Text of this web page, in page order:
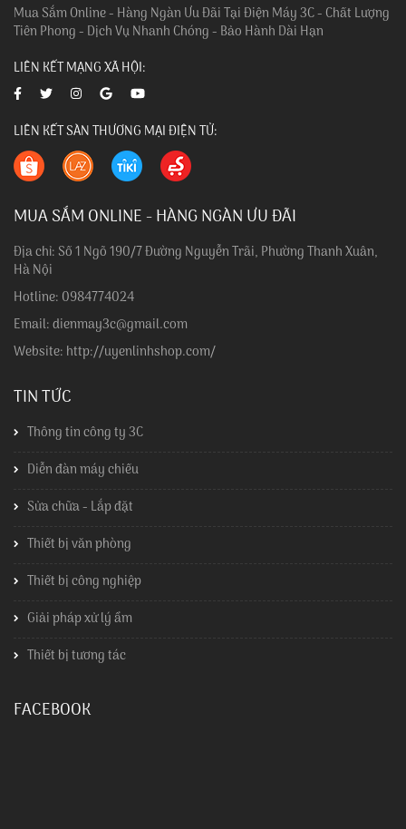
Mua Sắm Online - Hàng Ngàn Ưu Đãi Tại Điện Máy 3C - Chất Lượng
Tiên Phong - Dịch Vụ Nhanh Chóng - Bảo Hành Dài Hạn
LIÊN KẾT MẠNG XÃ HỘI:
LIÊN KẾT SÀN THƯƠNG MẠI ĐIỆN TỬ:
MUA SẮM ONLINE - HÀNG NGÀN ƯU ĐÃI
Địa chỉ: Số 1 Ngõ 190/7 Đường Nguyễn Trãi, Phường Thanh Xuân,
Hà Nội
Hotline: 0984774024
Email: dienmay3c@gmail.com
Website: http://uyenlinhshop.com/
TIN TỨC
Thông tin công ty 3C
Diễn đàn máy chiếu
Sửa chữa - Lắp đặt
Thiết bị văn phòng
Thiết bị công nghiệp
Giải pháp xử lý ẩm
Thiết bị tương tác
FACEBOOK